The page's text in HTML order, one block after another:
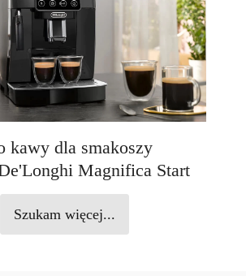
kawy dla smakoszy
Magnifica Start
Szukam więcej...